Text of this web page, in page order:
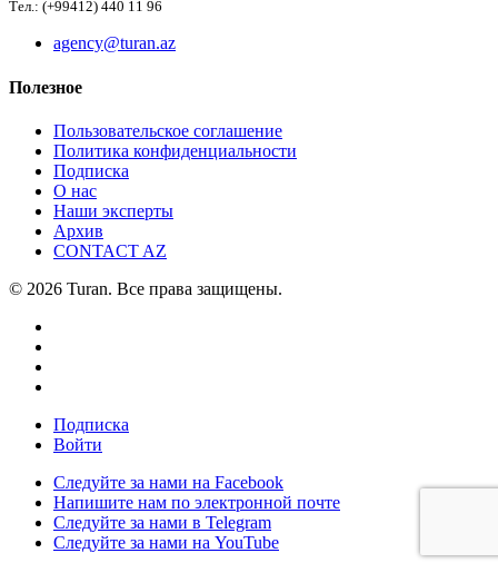
Тел.: (+99412) 440 11 96
agency@turan.az
Полезное
Пользовательское соглашение
Политика конфиденциальности
Подписка
О нас
Наши эксперты
Архив
CONTACT AZ
© 2026 Turan. Все права защищены.
Подписка
Войти
Следуйте за нами на Facebook
Напишите нам по электронной почте
Следуйте за нами в Telegram
Следуйте за нами на YouTube